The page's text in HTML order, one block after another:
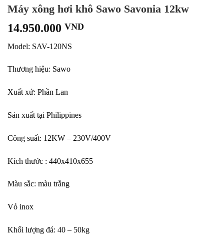
Máy xông hơi khô Sawo Savonia 12kw
14.950.000 VND
Model: SAV-120NS
Thương hiệu: Sawo
Xuất xứ: Phần Lan
Sản xuất tại Philippines
Công suất: 12KW – 230V/400V
Kích thước : 440x410x655
Màu sắc: màu trắng
Vỏ inox
Khối lượng đá: 40 – 50kg